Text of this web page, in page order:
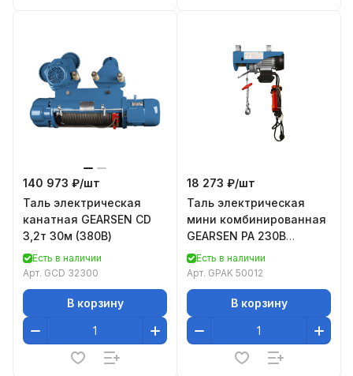
140 973 ₽/шт
Таль электрическая
канатная GEARSEN CD
3,2т 30м (380В)
Есть в наличии
Арт. GCD 32300
В корзину
18 273 ₽/шт
Таль электрическая
мини комбинированная
GEARSEN PA 230В
500/1000кг, 12/6м
Есть в наличии
Арт. GPAK 50012
В корзину